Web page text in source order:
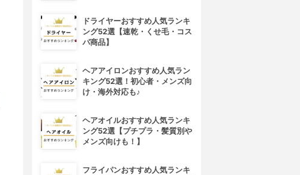
ドライヤーおすすめ人気ランキ
ング52選【速乾・くせ毛・コス
パ商品】
ヘアアイロンおすすめ人気ラン
キング52選！初心者・メンズ向
け・海外対応も♪
ヘアオイルおすすめ人気ランキ
ング52選【プチプラ・髪質別や
メンズ向けも！】
フライパンおすすめ人気ランキ